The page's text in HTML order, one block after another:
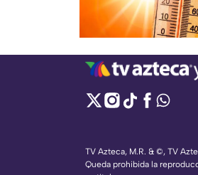
TV Azteca, M.R. & ©, TV
Queda prohibida la